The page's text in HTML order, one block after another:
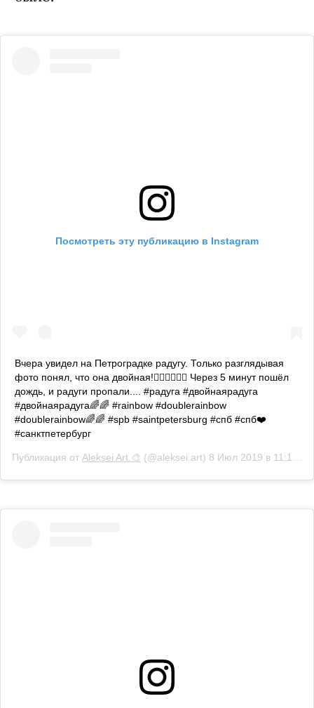
Посмотреть эту публикацию в Instagram
Вчера увидел на Петроградке радугу. Только разглядывая
фото понял, что она двойная!👍🏼👍🏼👍🏼 Через 5 минут пошёл
дождь, и радуги пропали.... #радуга #двойнаярадуга
#двойнаярадуга🌈🌈 #rainbow #doublerainbow
#doublerainbow🌈🌈 #spb #saintpetersburg #спб #спб❤️
#санктпетербург
Публикация от Aleksei Art.🎨 (@aleksei.art) 8 Июл 2019 в 11:19 PDT